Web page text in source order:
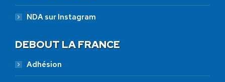
NDA sur Instagram
DEBOUT LA FRANCE
Adhésion